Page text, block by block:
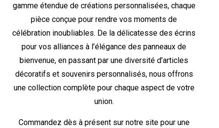
gamme étendue de créations personnalisées, chaque
pièce conçue pour rendre vos moments de
célébration inoubliables. De la délicatesse des écrins
pour vos alliances à l’élégance des panneaux de
bienvenue, en passant par une diversité d’articles
décoratifs et souvenirs personnalisés, nous offrons
une collection complète pour chaque aspect de votre
union.
Commandez dès à présent sur notre site pour une